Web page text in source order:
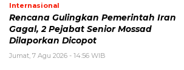
Internasional
Rencana Gulingkan Pemerintah Iran
Gagal, 2 Pejabat Senior Mossad
Dilaporkan Dicopot
Jumat, 7 Agu 2026 - 14:56 WIB